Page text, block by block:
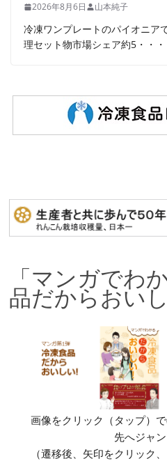
2026年8月6日 山本純子
冷凍ワンプレートのパイオニア
理セット物市場シェア約5・・・
「マンガで
品だからおい
画像をクリック（タップ）
先へジャン
（遷移後、矢印をクリック